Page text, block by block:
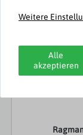
Weitere
Alle
akzeptieren